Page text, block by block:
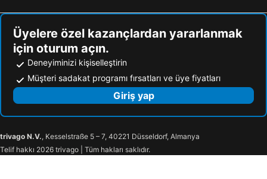
Üyelere özel kazançlardan yararlanmak
için oturum açın.
Deneyiminizi kişiselleştirin
Müşteri sadakat programı fırsatları ve üye fiyatları
Giriş yap
trivago N.V., Kesselstraße 5 – 7, 40221 Düsseldorf, Almanya
Telif hakkı 2026 trivago | Tüm hakları saklıdır.